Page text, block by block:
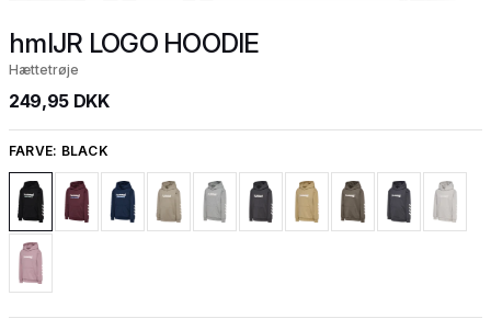
hmlJR LOGO HOODIE
Hættetrøje
249,95 DKK
FARVE: BLACK